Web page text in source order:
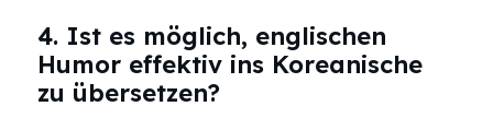
4. Ist es möglich, englischen
Humor effektiv ins Koreanische
zu übersetzen?